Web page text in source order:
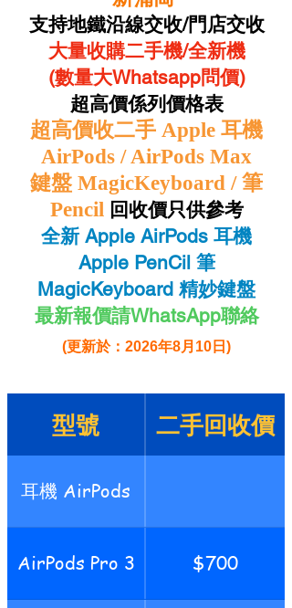
支持地鐵沿線交收/門店交收
大量收購二手機/全新機
(數量大Whatsapp問價)
超高價係列價格表
超高價收二手 Apple 耳機
AirPods / AirPods Max
鍵盤 MagicKeyboard / 筆
Pencil 回收價只供參考
​全新 Apple AirPods 耳機
Apple PenCil 筆
MagicKeyboard 精妙鍵盤
最新報價請WhatsApp聯絡
(更新於：2026年8月10日)
型號 二手回收價
耳機 AirPods
AirPods Pro 3 $700